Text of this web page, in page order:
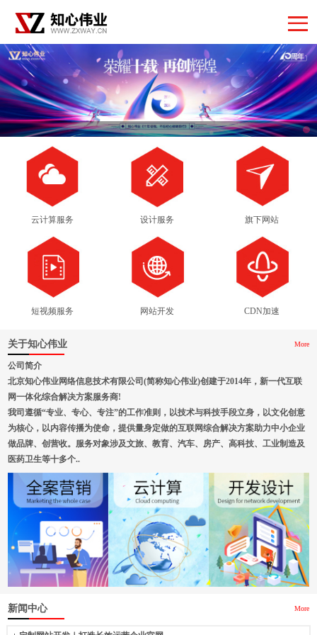
云计算服务 设计服务 旗下网站
短视频服务 网站开发 CDN加速
关于知心伟业 More
公司简介
北京知心伟业网络信息技术有限公司(简称知心伟业)创建于2014年，新一代互联
网一体化综合解决方案服务商!
我司遵循“专业、专心、专注”的工作准则，以技术与科技手段立身，以文化创意
为核心，以内容传播为使命，提供量身定做的互联网综合解决方案助力中小企业
做品牌、创营收。服务对象涉及文旅、教育、汽车、房产、高科技、工业制造及
医药卫生等十多个..
新闻中心 More